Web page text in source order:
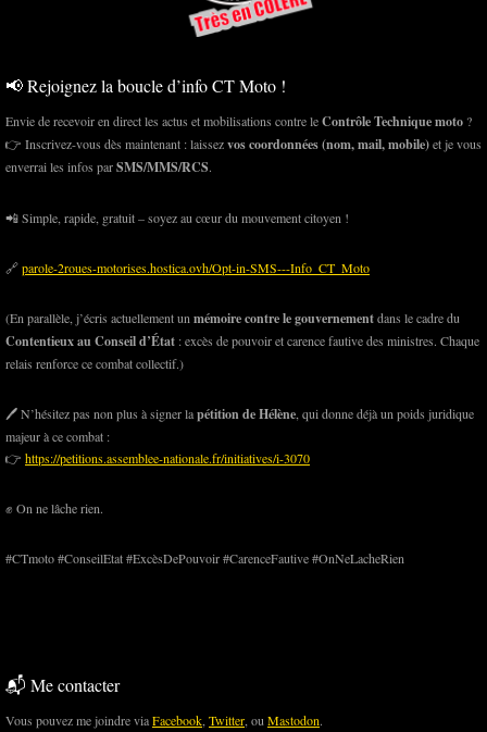
📢 Rejoignez la boucle d’info CT Moto !
Envie de recevoir en direct les actus et mobilisations contre leContrôle Technique moto ?
👉 Inscrivez-vous dès maintenant : laissezvos coordonnées (nom, mail, mobile)et je vous
enverrai les infos parSMS/MMS/RCS.
📲 Simple, rapide, gratuit – soyez au cœur du mouvement citoyen !
🔗parole-2roues-motorises.hostica.ovh/Opt-in-SMS---Info_CT_Moto
(En parallèle, j’écris actuellement un mémoire contre le gouvernementdans le cadre du
Contentieux au Conseil d’État : excès de pouvoir et carence fautive des ministres. Chaque
relais renforce ce combat collectif.)
🖊️ N’hésitez pas non plus à signer lapétition de Hélène , qui donne déjà un poids juridique
majeur à ce combat :
👉 https://petitions.assemblee-nationale.fr/initiatives/i-3070
✊ On ne lâche rien.
#CTmoto #ConseilEtat #ExcèsDePouvoir #CarenceFautive #OnNeLacheRien
📬 Me contacter
Vous pouvez me joindre viaFacebook Twitter , ou Mastodon.